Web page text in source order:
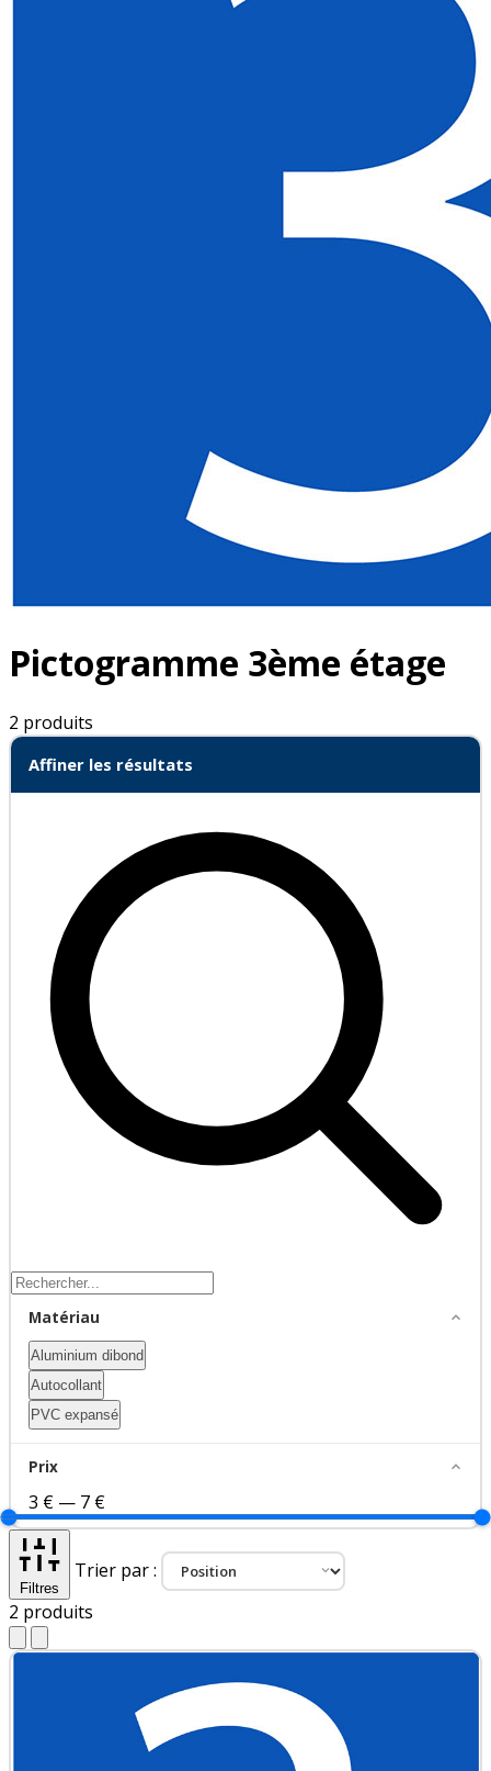
Pictogramme 3ème étage
2 produits
Affiner les résultats
Matériau
Aluminium dibond
Autocollant
PVC expansé
Prix
3 € — 7 €
Filtres
Trier par :
2 produits